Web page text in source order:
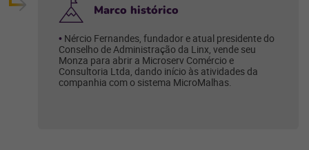
Marco histórico
Nércio Fernandes, fundador e atual presidente do
Conselho de Administração da Linx, vende seu
Monza para abrir a Microserv Comércio e
Consultoria Ltda, dando início às atividades da
companhia com o sistema MicroMalhas.